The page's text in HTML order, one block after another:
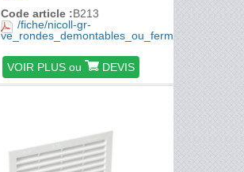
Code article :B213
/fiche/nicoll-gr-
ve_rondes_demontables_ou_fermeture.pdf
VOIR PLUS ou DEVIS